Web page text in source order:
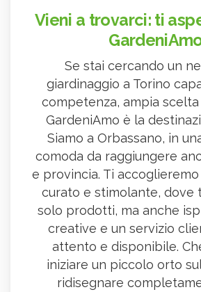
Vieni a trovarci: ti
Se stai cercando un
giardinaggio a Torino
competenza, ampia
GardeniAmo è la
Siamo a Orbassano, in
comoda da raggiungere
e provincia. Ti
curato e stimolante, dove
solo prodotti, ma anche
creative e un servizio
attento e disponibile.
iniziare un piccolo orto
ridisegnare